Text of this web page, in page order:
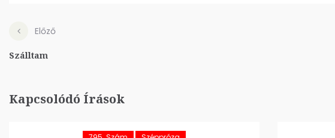
Előző
Szálltam
Kapcsolódó Írások